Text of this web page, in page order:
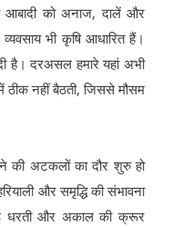
आबादी को अनाज, दालें और
भी कृषि आधारित हैं।
है। दरअसल हमारे यहां अभी
ठीक नहीं बैठती, जिससे मौसम
अटकलों का दौर शुरु हो
और समृद्धि की संभावना
धरती और अकाल की क्रूर